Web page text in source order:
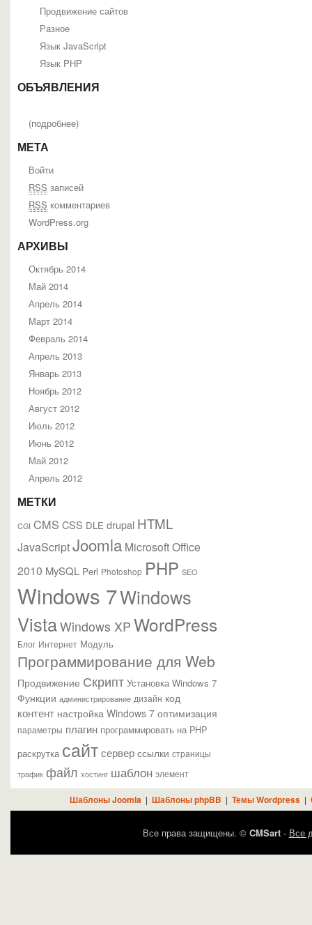
Продвижение сайтов
Разное
Язык JavaScript
Язык PHP
ОБЪЯВЛЕНИЯ
(подробнее)
МЕТА
Войти
RSS записей
RSS комментариев
WordPress.org
АРХИВЫ
Октябрь 2014
Май 2014
Апрель 2014
Март 2014
Февраль 2014
Апрель 2013
Январь 2013
Ноябрь 2012
Август 2012
Июль 2012
Июнь 2012
Май 2012
Апрель 2012
МЕТКИ
CGI CMS CSS DLE drupal HTML
JavaScriptJoomla Microsoft Office
2010 MySQL Perl Photoshop PHP SEO
Windows 7Windows
VistaWindows XP WordPress
Блог Интернет Модуль
Программирование для Web
Продвижение Скрипт Установка Windows 7
Функции администрирование дизайн код
контент настройка Windows 7 оптимизация
параметры плагин программировать на PHP
раскрутка сайтсервер ссылки страницы
трафик файл хостинг шаблон элемент
Шаблоны Joomla | Шаблоны phpBB | Темы Wordpress|
Все права защищены. © CMSart- Все